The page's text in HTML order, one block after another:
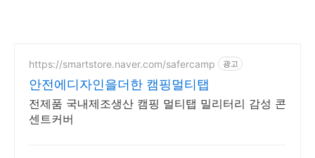
https://smartstore.naver.com/safercamp 광고
안전에디자인을더한 캠핑멀티탭
전제품 국내제조생산 캠핑 멀티탭 밀리터리 감성 콘
센트커버